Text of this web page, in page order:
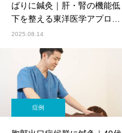
ばりに鍼灸｜肝・腎の機能低
下を整える東洋医学アプロー
チ【鍼灸師監修】
2025.08.14
症例